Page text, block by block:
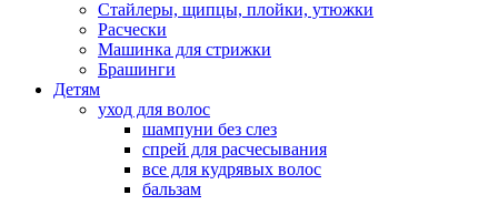
Стайлеры, щипцы, плойки, утюжки
Расчески
Машинка для стрижки
Брашинги
Детям
уход для волос
шампуни без слез
спрей для расчесывания
все для кудрявых волос
бальзам